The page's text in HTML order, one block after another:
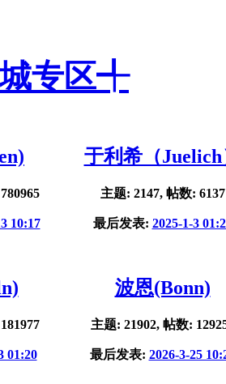
专区╃
10:17
于利希（Juelich
主题: 2147, 帖数: 6137
最后发表: 2025-1-3
01:20
波恩(Bonn)
主题: 21902, 帖数:
最后发表: 2026-3-25